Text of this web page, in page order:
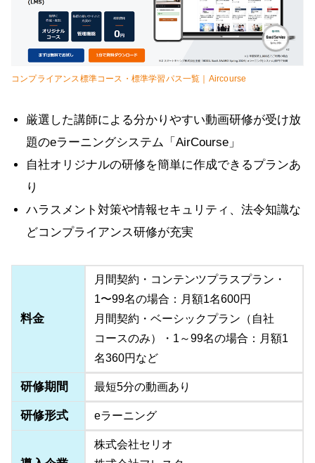
コンプライアンス標準コース・標準学習パス一覧｜Aircourse
厳選した講師による分かりやすい動画研修が受け放
題のeラーニングシステム「AirCourse」
自社オリジナルの研修を簡単に作成できるプランあ
り
ハラスメント対策や情報セキュリティ、法令知識な
どコンプライアンス研修が充実
料金
月間契約・コンテンツプラスプラン・
1〜99名の場合：月額1名600円
月間契約・ベーシックプラン（自社
コースのみ）・1～99名の場合：月額1
名360円など
研修期間 最短5分の動画あり
研修形式 eラーニング
株式会社セリオ